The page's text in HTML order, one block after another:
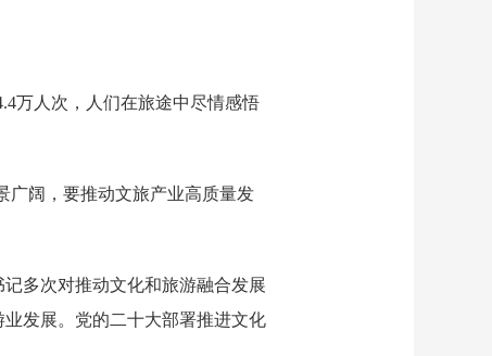
万人次，人们在旅途中尽情感悟
广阔，要推动文旅产业高质量发
多次对推动文化和旅游融合发展
发展。党的二十大部署推进文化